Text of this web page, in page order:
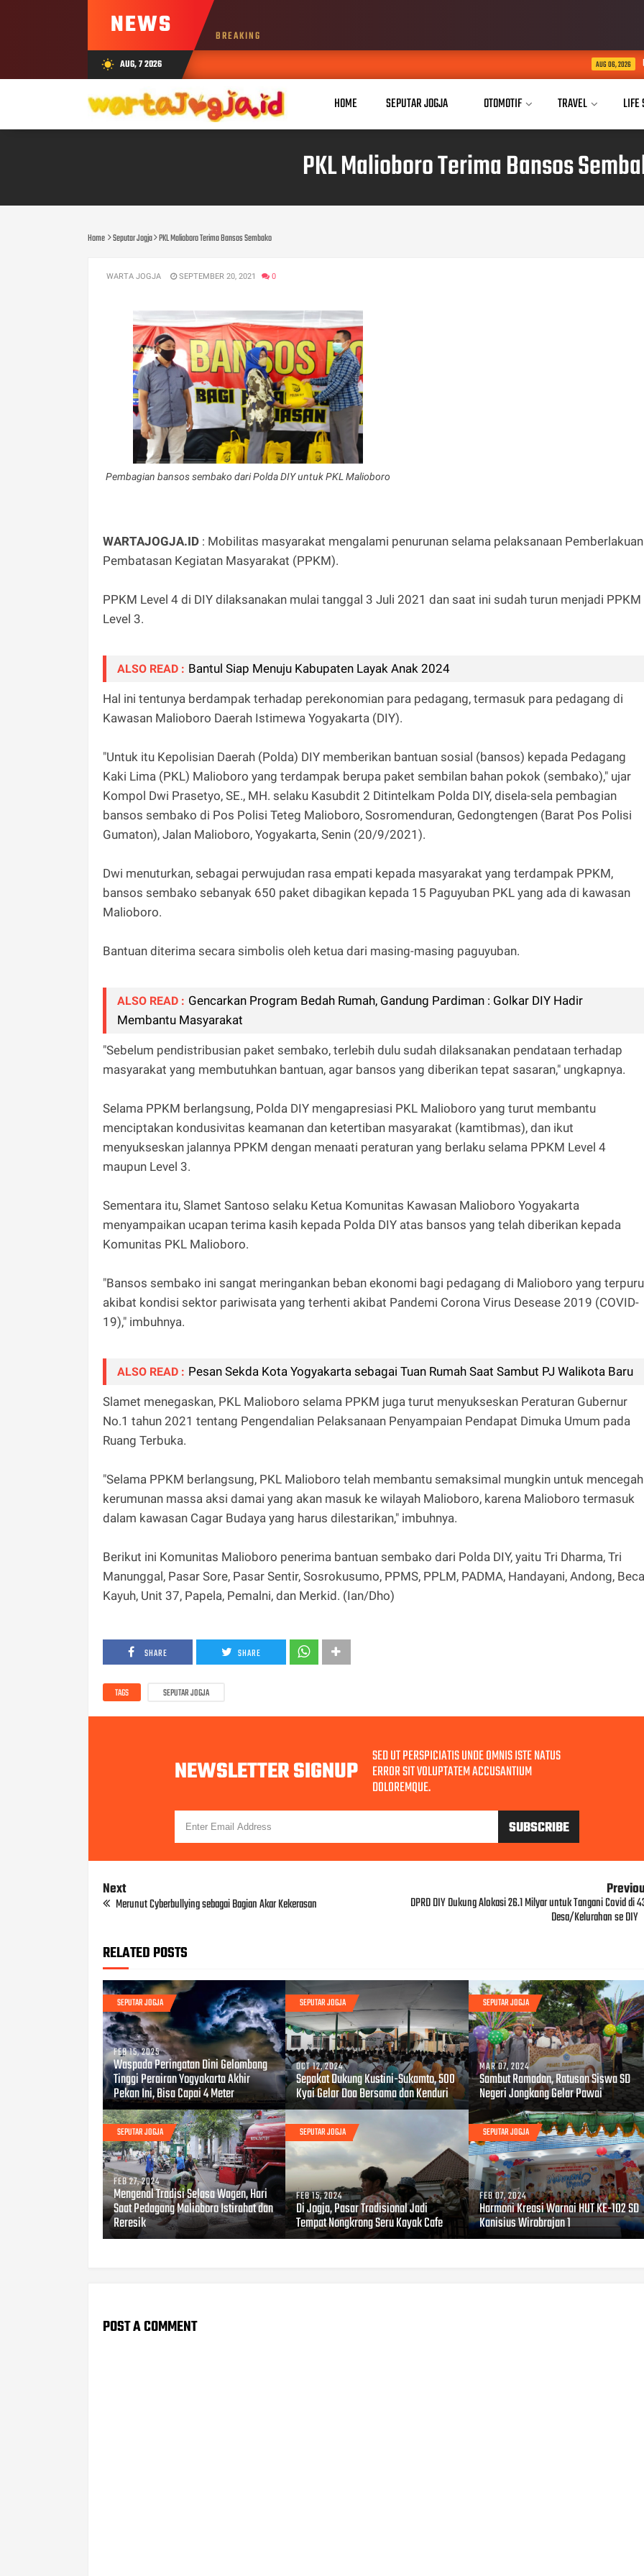
NEWS BREAKING
wb_sunny AUG, 7 2026 USD Dorong
HOME SEPUTAR JOGJA OTOMOTIF TRAVEL LIFE
PKL Malioboro Terima Bansos
Home Seputar Jogja PKL Malioboro Terima Bansos Sembako
WARTA JOGJA SEPTEMBER 20, 2021 0
Pembagian bansos sembako dari Polda DIY untuk PKL Malioboro
WARTAJOGJA.ID : Mobilitas masyarakat mengalami penurunan selama pelaksanaan Pemberlakuan
Pembatasan Kegiatan Masyarakat (PPKM).
PPKM Level 4 di DIY dilaksanakan mulai tanggal 3 Juli 2021 dan saat ini sudah turun menjadi PPKM
Level 3.
ALSO READ : Bantul Siap Menuju Kabupaten Layak Anak 2024
Hal ini tentunya berdampak terhadap perekonomian para pedagang, termasuk para pedagang di
Kawasan Malioboro Daerah Istimewa Yogyakarta (DIY).
"Untuk itu Kepolisian Daerah (Polda) DIY memberikan bantuan sosial (bansos) kepada Pedagang
Kaki Lima (PKL) Malioboro yang terdampak berupa paket sembilan bahan pokok (sembako)," ujar
Kompol Dwi Prasetyo, SE., MH. selaku Kasubdit 2 Ditintelkam Polda DIY, disela-sela pembagian
bansos sembako di Pos Polisi Teteg Malioboro, Sosromenduran, Gedongtengen (Barat Pos Polisi
Gumaton), Jalan Malioboro, Yogyakarta, Senin (20/9/2021).
Dwi menuturkan, sebagai perwujudan rasa empati kepada masyarakat yang terdampak PPKM,
bansos sembako sebanyak 650 paket dibagikan kepada 15 Paguyuban PKL yang ada di kawasan
Malioboro.
Bantuan diterima secara simbolis oleh ketua dari masing-masing paguyuban.
ALSO READ : Gencarkan Program Bedah Rumah, Gandung Pardiman : Golkar DIY Hadir
Membantu Masyarakat
"Sebelum pendistribusian paket sembako, terlebih dulu sudah dilaksanakan pendataan terhadap
masyarakat yang membutuhkan bantuan, agar bansos yang diberikan tepat sasaran," ungkapnya.
Selama PPKM berlangsung, Polda DIY mengapresiasi PKL Malioboro yang turut membantu
menciptakan kondusivitas keamanan dan ketertiban masyarakat (kamtibmas), dan ikut
menyukseskan jalannya PPKM dengan menaati peraturan yang berlaku selama PPKM Level 4
maupun Level 3.
Sementara itu, Slamet Santoso selaku Ketua Komunitas Kawasan Malioboro Yogyakarta
menyampaikan ucapan terima kasih kepada Polda DIY atas bansos yang telah diberikan kepada
Komunitas PKL Malioboro.
"Bansos sembako ini sangat meringankan beban ekonomi bagi pedagang di Malioboro yang
akibat kondisi sektor pariwisata yang terhenti akibat Pandemi Corona Virus Desease 2019 (COVID-
19)," imbuhnya.
ALSO READ : Pesan Sekda Kota Yogyakarta sebagai Tuan Rumah Saat Sambut PJ Walikota Baru
Slamet menegaskan, PKL Malioboro selama PPKM juga turut menyukseskan Peraturan Gubernur
No.1 tahun 2021 tentang Pengendalian Pelaksanaan Penyampaian Pendapat Dimuka Umum pada
Ruang Terbuka.
"Selama PPKM berlangsung, PKL Malioboro telah membantu semaksimal mungkin untuk mencegah
kerumunan massa aksi damai yang akan masuk ke wilayah Malioboro, karena Malioboro termasuk
dalam kawasan Cagar Budaya yang harus dilestarikan," imbuhnya.
Berikut ini Komunitas Malioboro penerima bantuan sembako dari Polda DIY, yaitu Tri Dharma, Tri
Manunggal, Pasar Sore, Pasar Sentir, Sosrokusumo, PPMS, PPLM, PADMA, Handayani, Andong,
Kayuh, Unit 37, Papela, Pemalni, dan Merkid. (Ian/Dho)
SHARE SHARE
TAGS SEPUTAR JOGJA
NEWSLETTER SIGNUP SED UT PERSPICIATIS UNDE OMNIS ISTE NATUS
ERROR SIT VOLUPTATEM ACCUSANTIUM
DOLOREMQUE.
Next
Merunut Cyberbullying sebagai Bagian Akar Kekerasan DPRD DIY Dukung Alokasi 26.1 Milyar untuk Tangani Covid di
Desa/Kelurahan se DIY
RELATED POSTS
SEPUTAR JOGJA
FEB 15, 2025
Waspada Peringatan Dini Gelombang
Tinggi Perairan Yogyakarta Akhir
Pekan Ini, Bisa Capai 4 Meter
SEPUTAR JOGJA
OCT 12, 2024
Sepakat Dukung Kustini-Sukamto, 500
Kyai Gelar Doa Bersama dan Kenduri
SEPUTAR JOGJA
MAR 07, 2024
Sambut Ramadan, Ratusan Siswa SD
Negeri Jongkang Gelar Pawai
SEPUTAR JOGJA
FEB 27, 2024
Mengenal Tradisi Selasa Wagen, Hari
Saat Pedagang Malioboro Istirahat dan
Reresik
SEPUTAR JOGJA
FEB 15, 2024
Di Jogja, Pasar Tradisional Jadi
Tempat Nongkrong Seru Kayak Cafe
SEPUTAR JOGJA
FEB 07, 2024
Harmoni Kreasi Warnai HUT KE-102 SD
Kanisius Wirobrajan 1
POST A COMMENT